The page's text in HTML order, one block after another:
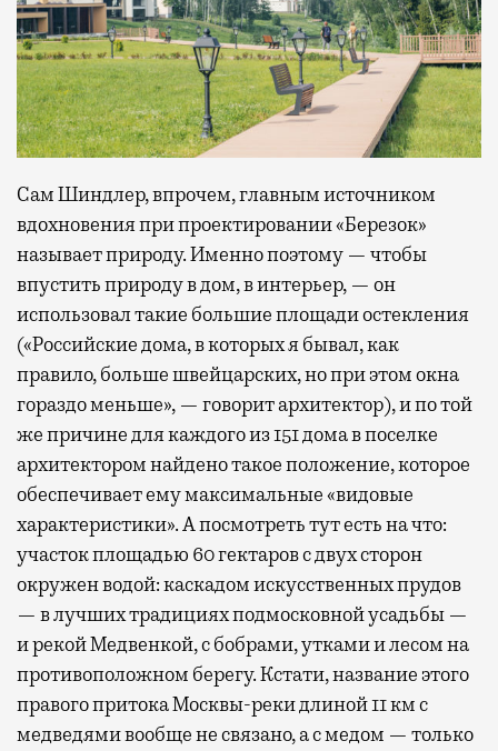
Сам Шиндлер, впрочем, главным источником
вдохновения при проектировании «Березок»
называет природу. Именно поэтому — чтобы
впустить природу в дом, в интерьер, — он
использовал такие большие площади остекления
(«Российские дома, в которых я бывал, как
правило, больше швейцарских, но при этом окна
гораздо меньше», — говорит архитектор), и по той
же причине для каждого из 151 дома в поселке
архитектором найдено такое положение, которое
обеспечивает ему максимальные «видовые
характеристики». А посмотреть тут есть на что:
участок площадью 60 гектаров с двух сторон
окружен водой: каскадом искусственных прудов
— в лучших традициях подмосковной усадьбы —
и рекой Медвенкой, с бобрами, утками и лесом на
противоположном берегу. Кстати, название этого
правого притока Москвы-реки длиной 11 км с
медведями вообще не связано, а с медом — только